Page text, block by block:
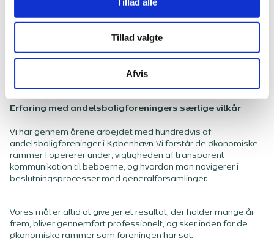
Tillad valgte
Afvis
Fase 6: Aflevering og opfølgning
Vi sikrer at arbejdet afsluttes korrekt, at 1-års
gennemgang gennemføres, og at jeres garantier er i
Erfaring med andelsboligforeningers særlige vilkår
Vi har gennem årene arbejdet med hundredvis af
andelsboligforeninger i København. Vi forstår de økonomiske
rammer I opererer under, vigtigheden af transparent
kommunikation til beboerne, og hvordan man navigerer i
beslutningsprocesser med generalforsamlinger.
Vores mål er altid at give jer et resultat, der holder mange år
frem, bliver gennemført professionelt, og sker inden for de
økonomiske rammer som foreningen har sat.